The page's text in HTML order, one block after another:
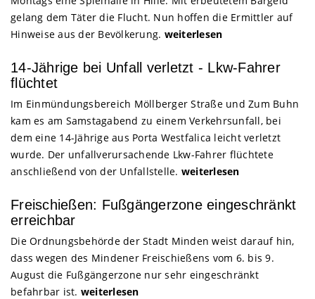
gelang dem Täter die Flucht. Nun hoffen die Ermittler auf
Hinweise aus der Bevölkerung. weiterlesen
14-Jährige bei Unfall verletzt - Lkw-Fahrer
flüchtet
Im Einmündungsbereich Möllberger Straße und Zum Buhn
kam es am Samstagabend zu einem Verkehrsunfall, bei
dem eine 14-Jährige aus Porta Westfalica leicht verletzt
wurde. Der unfallverursachende Lkw-Fahrer flüchtete
anschließend von der Unfallstelle. weiterlesen
Freischießen: Fußgängerzone eingeschränkt
erreichbar
Die Ordnungsbehörde der Stadt Minden weist darauf hin,
dass wegen des Mindener Freischießens vom 6. bis 9.
August die Fußgängerzone nur sehr eingeschränkt
befahrbar ist. weiterlesen